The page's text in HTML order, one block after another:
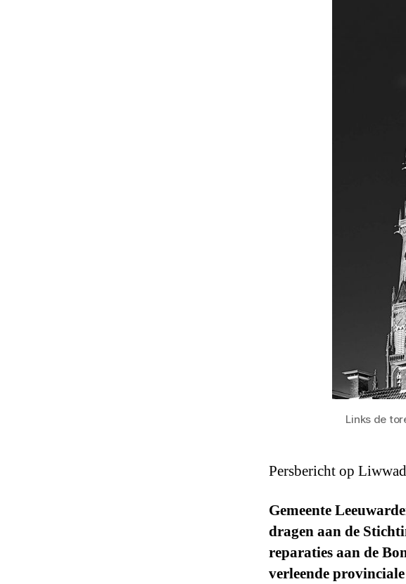
Links de
Persbericht op
Gemeente
dragen aan de
reparaties aan de
verleende